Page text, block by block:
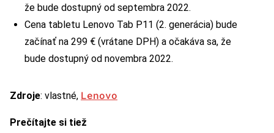
že bude dostupný od septembra 2022.
Cena tabletu Lenovo Tab P11 (2. generácia) bude
začínať na 299 € (vrátane DPH) a očakáva sa, že
bude dostupný od novembra 2022.
Zdroje: vlastné, Lenovo
Prečítajte si tiež